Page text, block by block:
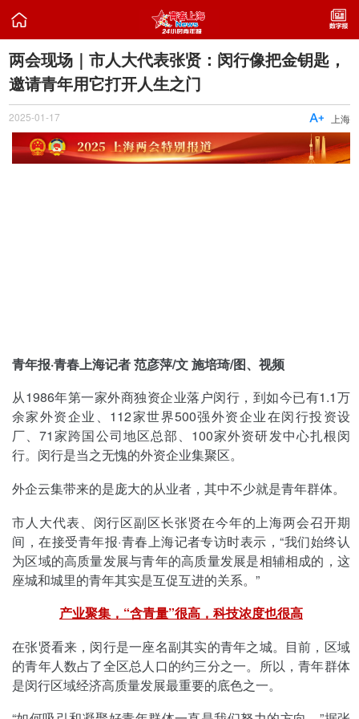

两会现场｜市人大代表张贤：闵行像把金钥匙，
邀请青年用它打开人生之门
2025-01-17 上海

青年报·青春上海记者 范彦萍/文 施培琦/图、视频
从1986年第一家外商独资企业落户闵行，到如今已有1.1万
余家外资企业、112家世界500强外资企业在闵行投资设
厂、71家跨国公司地区总部、100家外资研发中心扎根闵
行。闵行是当之无愧的外资企业集聚区。
外企云集带来的是庞大的从业者，其中不少就是青年群体。
市人大代表、闵行区副区长张贤在今年的上海两会召开期
间，在接受青年报·青春上海记者专访时表示，“我们始终认
为区域的高质量发展与青年的高质量发展是相辅相成的，这
座城和城里的青年其实是互促互进的关系。”
产业聚集，“含青量”很高，科技浓度也很高
在张贤看来，闵行是一座名副其实的青年之城。目前，区域
的青年人数占了全区总人口的约三分之一。所以，青年群体
是闵行区域经济高质量发展最重要的底色之一。